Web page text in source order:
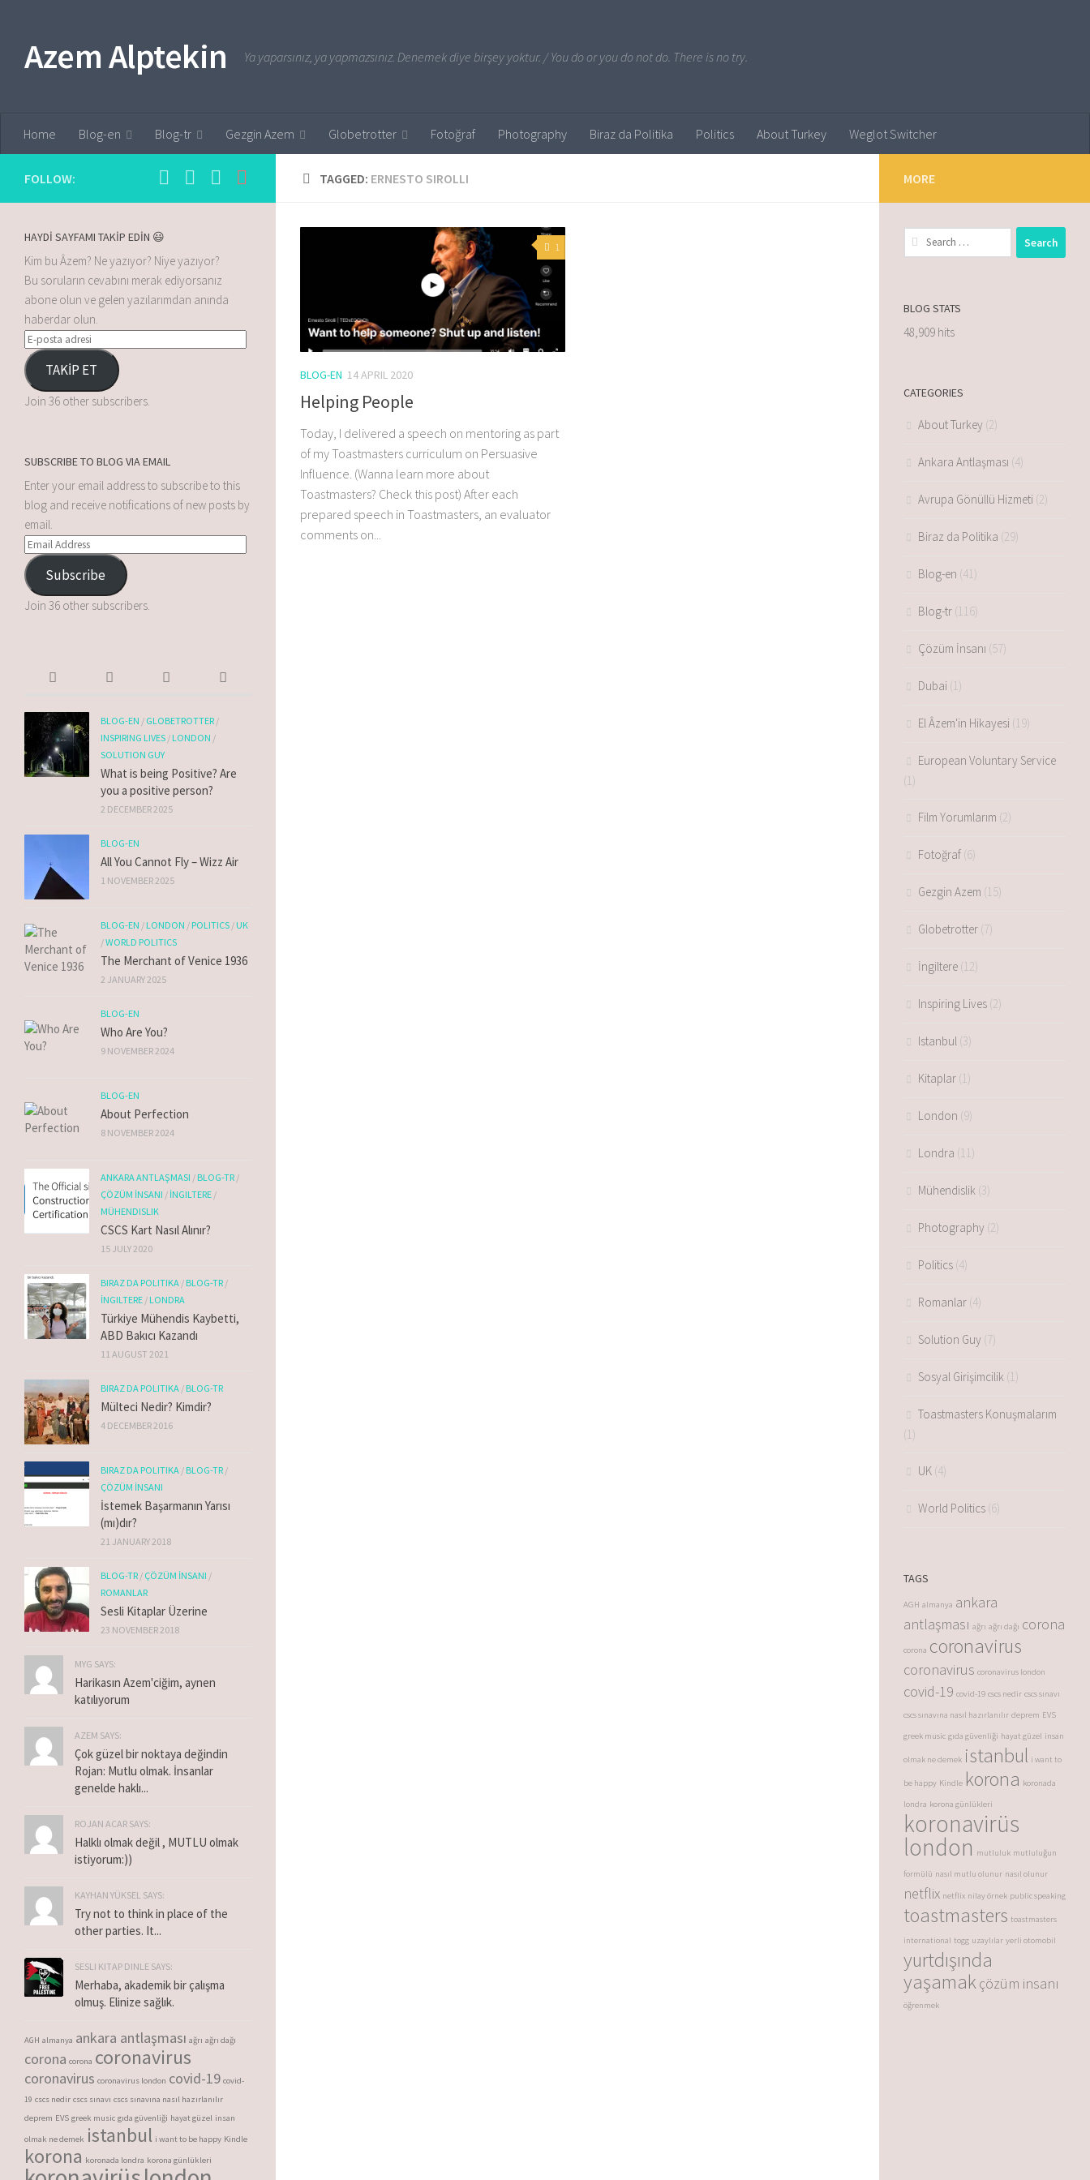
Azem Alptekin Ya yaparsınız, ya yapmazsınız. Denemek diye birşey yoktur. / You do or you do not do. There is no try.
Home Blog-en Blog-tr Gezgin Azem Globetrotter Fotoğraf Photography Biraz da Politika Politics About Turkey Weglot Switcher
TAGGED: ERNESTO SIROLLI
1
BLOG-EN 14 APRIL 2020
Helping People
Today, I delivered a speech on mentoring as part
of my Toastmasters curriculum on Persuasive
Influence. (Wanna learn more about
Toastmasters? Check this post) After each
prepared speech in Toastmasters, an evaluator
comments on...
FOLLOW:
HAYDİ SAYFAMI TAKİP EDİN 😃
Kim bu Âzem? Ne yazıyor? Niye yazıyor?
Bu soruların cevabını merak ediyorsanız
abone olun ve gelen yazılarımdan anında
haberdar olun.
TAKİP ET
Join 36 other subscribers.
SUBSCRIBE TO BLOG VIA EMAIL
Enter your email address to subscribe to this
blog and receive notifications of new posts by
email.
Subscribe
Join 36 other subscribers.
BLOG-EN / GLOBETROTTER /
INSPIRING LIVES /LONDON /
SOLUTION GUY
What is being Positive? Are
you a positive person?
2 DECEMBER 2025
BLOG-EN
All You Cannot Fly – Wizz Air
1 NOVEMBER 2025
BLOG-EN /LONDON /POLITICS /UK
/WORLD POLITICS
The Merchant of Venice 1936
2 JANUARY 2025
BLOG-EN
Who Are You?
9 NOVEMBER 2024
BLOG-EN
About Perfection
8 NOVEMBER 2024
ANKARA ANTLAŞMASI /BLOG-TR /
ÇÖZÜM İNSANI / İNGILTERE /
MÜHENDISLIK
CSCS Kart Nasıl Alınır?
15 JULY 2020
BIRAZ DA POLITIKA /BLOG-TR /
İNGILTERE /LONDRA
Türkiye Mühendis Kaybetti,
ABD Bakıcı Kazandı
11 AUGUST 2021
BIRAZ DA POLITIKA /BLOG-TR
Mülteci Nedir? Kimdir?
4 DECEMBER 2016
BIRAZ DA POLITIKA /BLOG-TR /
ÇÖZÜM İNSANI
İstemek Başarmanın Yarısı
(mı)dır?
21 JANUARY 2018
BLOG-TR / ÇÖZÜM İNSANI /
ROMANLAR
Sesli Kitaplar Üzerine
23 NOVEMBER 2018
MYG SAYS:
Harikasın Azem'ciğim, aynen
katılıyorum
AZEM SAYS:
Çok güzel bir noktaya değindin
Rojan: Mutlu olmak. İnsanlar
genelde haklı...
ROJAN ACAR SAYS:
Halklı olmak değil , MUTLU olmak
istiyorum:))
KAYHAN YÜKSEL SAYS:
Try not to think in place of the
other parties. It...
SESLI KITAP DINLE SAYS:
Merhaba, akademik bir çalışma
olmuş. Elinize sağlık.
AGH almanya ankara antlaşması ağrı ağrı dağı
corona corona coronavirus
coronavirus coronavirus london covid-19 covid-
19 cscs nedir cscs sınavı cscs sınavına nasıl hazırlanılır
deprem EVS greek music gıda güvenliği hayat güzel insan
olmak ne demek istanbul i want to be happy Kindle
korona koronada londra korona günlükleri
MORE
BLOG STATS
48,909 hits
CATEGORIES
About Turkey (2)
Ankara Antlaşması (4)
Avrupa Gönüllü Hizmeti (2)
Biraz da Politika (29)
Blog-en (41)
Blog-tr (116)
Çözüm İnsanı (57)
Dubai (1)
El Âzem'in Hikayesi (19)
European Voluntary Service
(1)
Film Yorumlarım (2)
Fotoğraf (6)
Gezgin Azem (15)
Globetrotter (7)
İngiltere (12)
Inspiring Lives (2)
Istanbul (3)
Kitaplar (1)
London (9)
Londra (11)
Mühendislik (3)
Photography (2)
Politics (4)
Romanlar (4)
Solution Guy (7)
Sosyal Girişimcilik (1)
Toastmasters Konuşmalarım
(1)
UK (4)
World Politics (6)
TAGS
AGH almanya ankara
antlaşması ağrı ağrı dağı corona
corona coronavirus
coronavirus coronavirus london
covid-19 covid-19 cscs nedir cscs sınavı
cscs sınavına nasıl hazırlanılır deprem EVS
greek music gıda güvenliği hayat güzel insan
olmak ne demek istanbul i want to
be happy Kindle korona koronada
londra korona günlükleri
koronavirüs
london mutluluk mutluluğun
formülü nasıl mutlu olunur nasıl olunur
netflix netflix nilay örnek public speaking
toastmasters toastmasters
international togg uzaylılar yerli otomobil
yurtdışında
yaşamakçözüm insanı
öğrenmek